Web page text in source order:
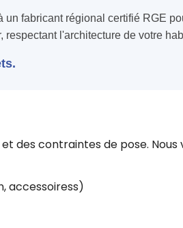
fabricant régional certifié RGE
l'architecture de votre
des contraintes de pose.
accessoiress)